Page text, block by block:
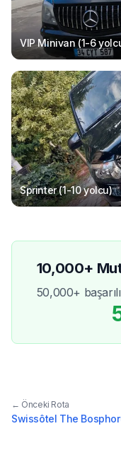
VIP Minivan (1-6
Sprinter (1-10 yolcu)
10,000+
50,000+
← Önceki Rota
Swissôtel The